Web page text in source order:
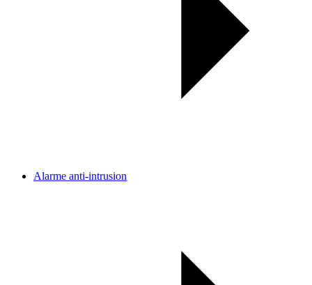
Alarme anti-intrusion